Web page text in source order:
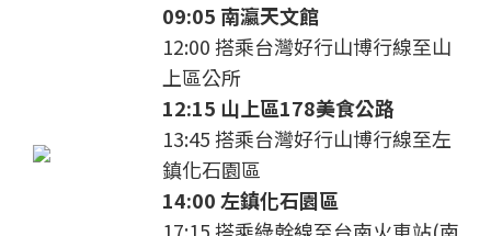
09:05 南瀛天文館
12:00 搭乘台灣好行山博行線至山
上區公所
12:15 山上區178美食公路
13:45 搭乘台灣好行山博行線至左
鎮化石園區
14:00 左鎮化石園區